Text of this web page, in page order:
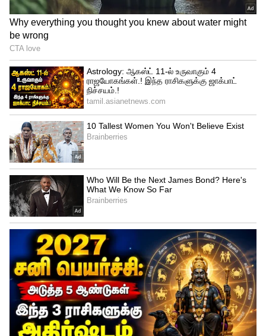
(Acknowledgment) பெற்றுக்கொள்ளவும்.
Related Articles
KVP Scheme: ரூ.5 லட்சம் போட்டா ரூ.10